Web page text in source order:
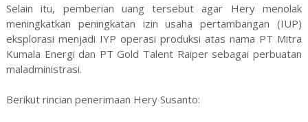
Selain itu, pemberian uang tersebut agar Hery menolak
meningkatkan peningkatan izin usaha pertambangan (IUP)
eksplorasi menjadi IYP operasi produksi atas nama PT Mitra
Kumala Energi dan PT Gold Talent Raiper sebagai perbuatan
maladministrasi.
Berikut rincian penerimaan Hery Susanto: